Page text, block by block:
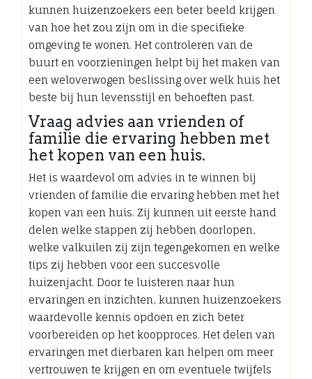
kunnen huizenzoekers een beter beeld krijgen
van hoe het zou zijn om in die specifieke
omgeving te wonen. Het controleren van de
buurt en voorzieningen helpt bij het maken van
een weloverwogen beslissing over welk huis het
beste bij hun levensstijl en behoeften past.
Vraag advies aan vrienden of
familie die ervaring hebben met
het kopen van een huis.
Het is waardevol om advies in te winnen bij
vrienden of familie die ervaring hebben met het
kopen van een huis. Zij kunnen uit eerste hand
delen welke stappen zij hebben doorlopen,
welke valkuilen zij zijn tegengekomen en welke
tips zij hebben voor een succesvolle
huizenjacht. Door te luisteren naar hun
ervaringen en inzichten, kunnen huizenzoekers
waardevolle kennis opdoen en zich beter
voorbereiden op het koopproces. Het delen van
ervaringen met dierbaren kan helpen om meer
vertrouwen te krijgen en om eventuele twijfels